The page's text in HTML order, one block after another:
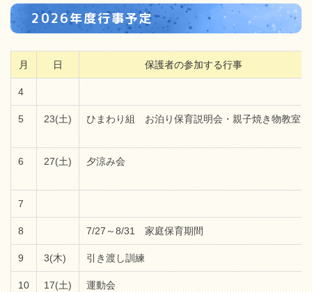
2026年度行事予定
月 日 保護者の参加する行事
4
5 23(土) ひまわり組 お泊り保育説明会・親子焼き物教室
6 27(土) 夕涼み会
7
8 7/27～8/31 家庭保育期間
9 3(木) 引き渡し訓練
10 17(土) 運動会